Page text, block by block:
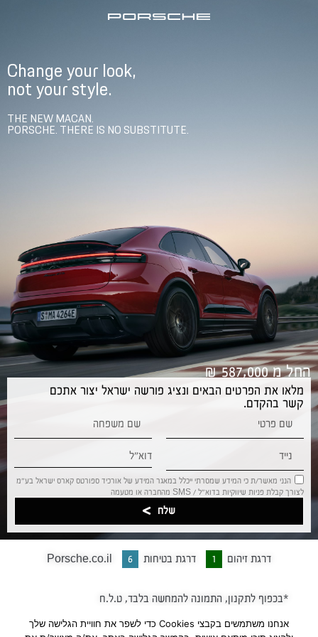
,Change your look
.not your style
.THE NEW MACAN
.PORSCHE. THERE IS NO SUBSTITUTE
החל מ 587,000 ₪
מלאו את הפרטים הבאים ונציג פורשה ישראל יצור אתכם
קשר בהקדם.
הנני מאשר/ת כי המידע שמסרתי ייכלל במאגר המידע של אורכיד ספורטס קארס ישראל בע”מ
לצורך קבלת פניות שיווקיות בדוא”ל / SMS מהחברה או מטעמה
שלח
דרגת זיהום 1 דרגת בטיחות 6
*בכפוף לתקנון, התמונה להמחשה בלבד, ט.ל.ח
אנחנו משתמשים בקבצי Cookies כדי לשפר את חוויית הגלישה שלך